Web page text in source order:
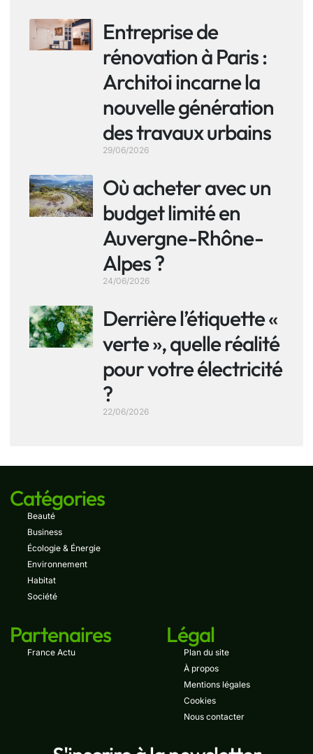
Entreprise de
rénovation à Paris :
Architoi incarne la
nouvelle génération
des travaux urbains
29/06/2026
Où acheter avec un
budget limité en
Auvergne-Rhône-
Alpes ?
24/06/2026
Derrière l’étiquette «
verte », quelle réalité
pour votre électricité
?
22/06/2026
Catégories
Beauté
Business
Écologie & Énergie
Environnement
Habitat
Société
Partenaires
France Actu
Légal
Plan du site
À propos
Mentions légales
Cookies
Nous contacter